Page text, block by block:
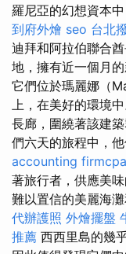
羅尼亞的幻想資本
到府外燴 seo 台北
迪拜和阿拉伯聯合
地，擁有近一個月
它們位於瑪麗娜（
上，在美好的環境
長廊，圍繞著該建
們六天的旅程中，
accounting firmcpa
著旅行者，供應美
難以置信的美麗海
代辦護照 外燴擺盤
推薦 西西里島的幾